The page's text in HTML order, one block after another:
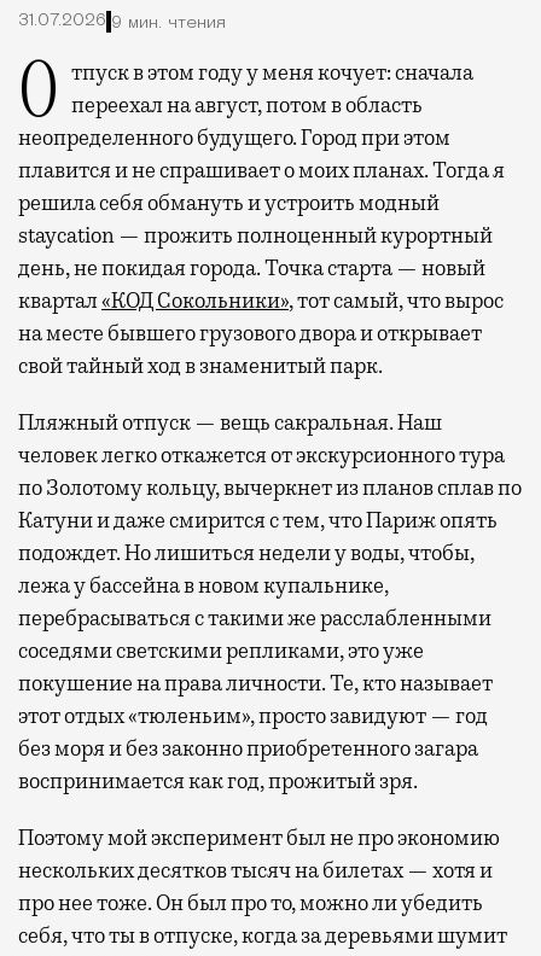
31.07.2026 9 мин. чтения
Отпуск в этом году у меня кочует: сначала переехал на август, потом в область
неопределенного будущего. Город при этом
плавится и не спрашивает о моих планах. Тогда я
решила себя обмануть и устроить модный
staycation — прожить полноценный курортный
день, не покидая города. Точка старта — новый
квартал«КОД Сокольники», тот самый, что вырос
на месте бывшего грузового двора и открывает
свой тайный ход в знаменитый парк.
Пляжный отпуск — вещь сакральная. Наш
человек легко откажется от экскурсионного тура
по Золотому кольцу, вычеркнет из планов сплав по
Катуни и даже смирится с тем, что Париж опять
подождет. Но лишиться недели у воды, чтобы,
лежа у бассейна в новом купальнике,
перебрасываться с такими же расслабленными
соседями светскими репликами, это уже
покушение на права личности. Те, кто называет
этот отдых «тюленьим», просто завидуют — год
без моря и без законно приобретенного загара
воспринимается как год, прожитый зря.
Поэтому мой эксперимент был не про экономию
нескольких десятков тысяч на билетах — хотя и
про нее тоже. Он был про то, можно ли убедить
себя, что ты в отпуске, когда за деревьями шумит